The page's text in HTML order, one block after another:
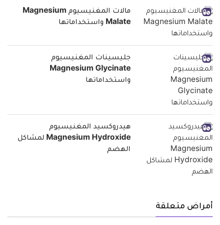
مالات المغنيسيوم Magnesium
Malate واستخداماتها
جليسينات المغنيسيوم
Magnesium Glycinate
واستخداماتها
هيدروكسيد المغنيسيوم
Magnesium Hydroxide لمشاكل
الهضم
أمراض متعلقة